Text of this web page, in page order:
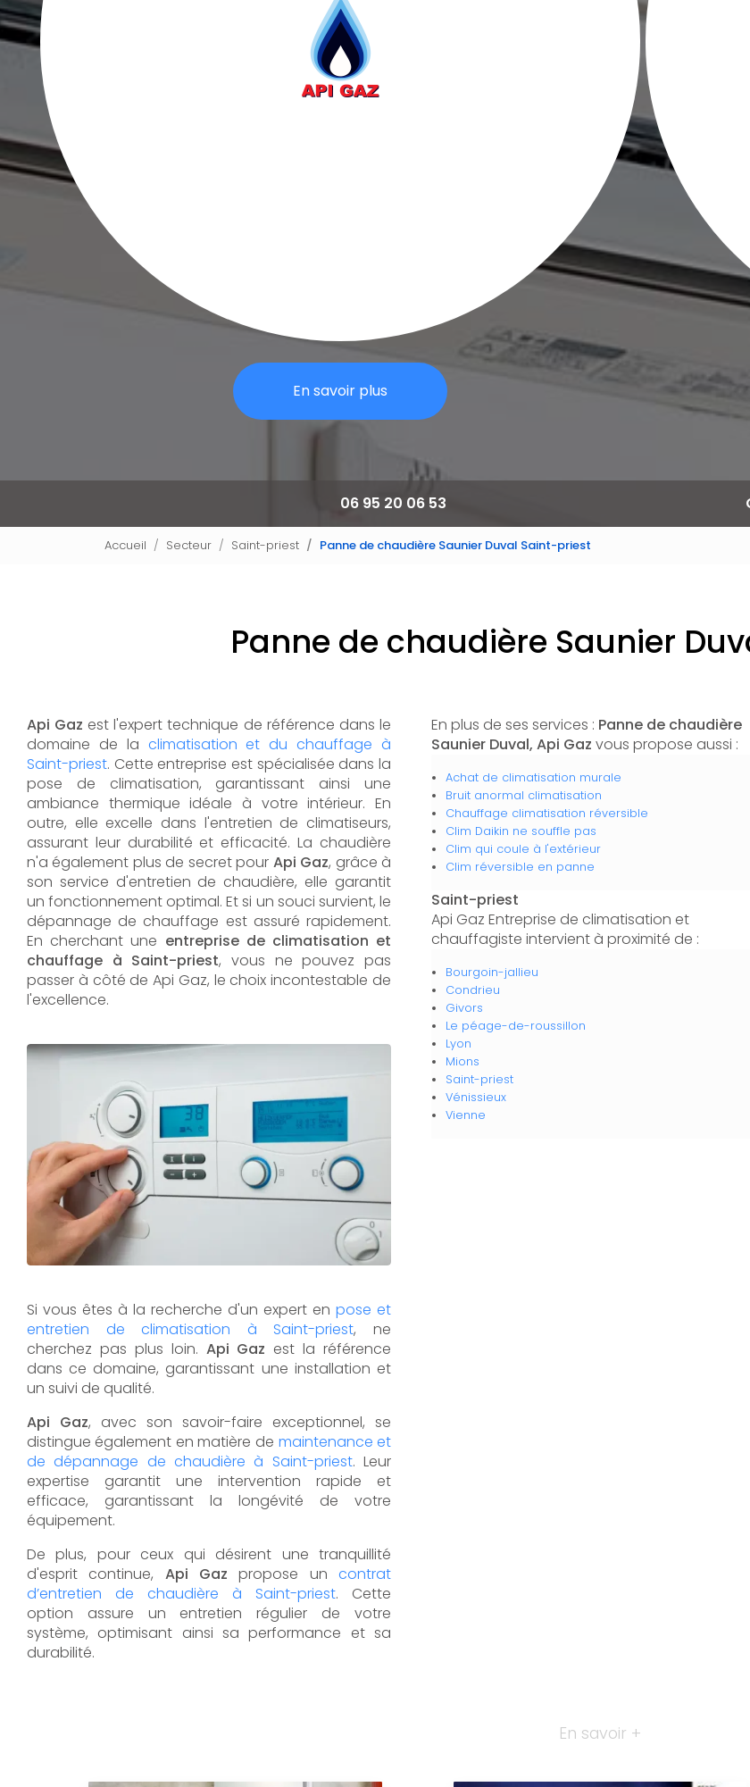
En savoir plus
06 95 20 06 53
Accueil Secteur Saint-priest Panne de chaudière Saunier Duval Saint-priest
Panne de chaudière Saunier
Api Gaz est l'expert technique de référence dans le
domaine de la climatisation et du chauffage à
Saint-priest. Cette entreprise est spécialisée dans la
pose de climatisation, garantissant ainsi une
ambiance thermique idéale à votre intérieur. En
outre, elle excelle dans l'entretien de climatiseurs,
assurant leur durabilité et efficacité. La chaudière
n'a également plus de secret pour Api Gaz, grâce à
son service d'entretien de chaudière, elle garantit
un fonctionnement optimal. Et si un souci survient, le
dépannage de chauffage est assuré rapidement.
En cherchant une entreprise de climatisation et
chauffage à Saint-priest, vous ne pouvez pas
passer à côté de Api Gaz, le choix incontestable de
l'excellence.
Si vous êtes à la recherche d'un expert en pose et
entretien de climatisation à Saint-priest, ne
cherchez pas plus loin. Api Gaz est la référence
dans ce domaine, garantissant une installation et
un suivi de qualité.
Api Gaz, avec son savoir-faire exceptionnel, se
distingue également en matière de maintenance et
de dépannage de chaudière à Saint-priest. Leur
expertise garantit une intervention rapide et
efficace, garantissant la longévité de votre
équipement.
De plus, pour ceux qui désirent une tranquillité
d'esprit continue, Api Gaz propose uncontrat
d’entretien de chaudière à Saint-priest. Cette
option assure un entretien régulier de votre
système, optimisant ainsi sa performance et sa
durabilité.
En plus de ses services : Panne de chaudière
Saunier Duval, Api Gaz vous propose aussi :
Achat de climatisation murale
Bruit anormal climatisation
Chauffage climatisation réversible
Clim Daikin ne souffle pas
Clim qui coule à l'extérieur
Clim réversible en panne
Saint-priest
Api Gaz Entreprise de climatisation et
chauffagiste intervient à proximité de :
Bourgoin-jallieu
Condrieu
Givors
Le péage-de-roussillon
Lyon
Mions
Saint-priest
Vénissieux
Vienne
En savoir +